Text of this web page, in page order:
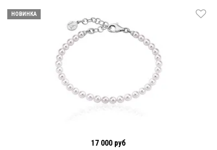
НОВИНКА
17 000 руб